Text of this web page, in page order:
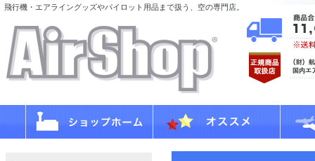
飛行機・エアライングッズやパイロット用品まで扱う、空の専門店。